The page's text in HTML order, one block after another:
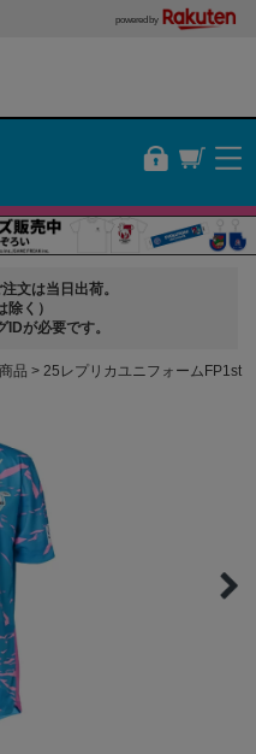
powered by
文は当日出荷。
除く）
が必要です。
品 25レプリカユニフォームFP1st